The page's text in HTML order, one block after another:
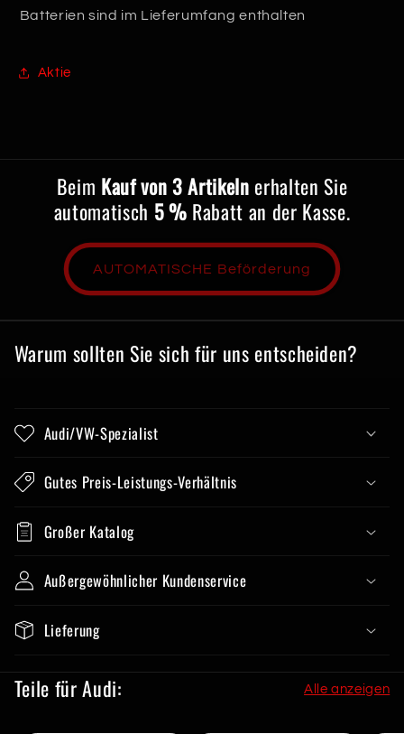
Batterien sind im Lieferumfang enthalten
Aktie
Beim Kauf von 3 Artikeln erhalten Sie
automatisch 5 % Rabatt an der Kasse.
AUTOMATISCHE Beförderung
Warum sollten Sie sich für uns entscheiden?
Audi/VW-Spezialist
Gutes Preis-Leistungs-Verhältnis
Großer Katalog
Außergewöhnlicher Kundenservice
Lieferung
Teile für Audi: Alle anzeigen